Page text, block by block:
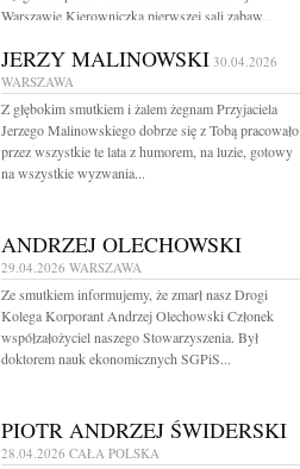
Warszawie Kierowniczka pierwszej sali zabaw...
JERZY MALINOWSKI 30.04.2026
WARSZAWA
Z głębokim smutkiem i żalem żegnam Przyjaciela
Jerzego Malinowskiego dobrze się z Tobą pracowało
przez wszystkie te lata z humorem, na luzie, gotowy
na wszystkie wyzwania...
ANDRZEJ OLECHOWSKI
29.04.2026 WARSZAWA
Ze smutkiem informujemy, że zmarł nasz Drogi
Kolega Korporant Andrzej Olechowski Członek
współzałożyciel naszego Stowarzyszenia. Był
doktorem nauk ekonomicznych SGPiS...
PIOTR ANDRZEJ ŚWIDERSKI
28.04.2026 CAŁA POLSKA